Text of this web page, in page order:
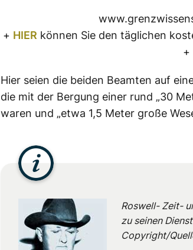
+ HIER können Sie den täglichen
+
Hier seien die beiden Beamten auf
die mit der Bergung einer rund „30
waren und „etwa 1,5 Meter große
Roswell- Zeit-
zu seinen
Copyright/